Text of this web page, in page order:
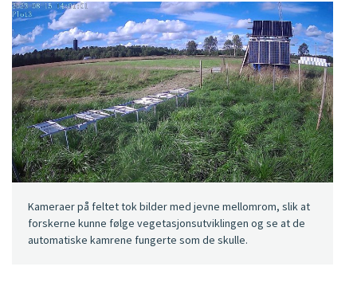
Kameraer på feltet tok bilder med jevne mellomrom, slik at
forskerne kunne følge vegetasjonsutviklingen og se at de
automatiske kamrene fungerte som de skulle.